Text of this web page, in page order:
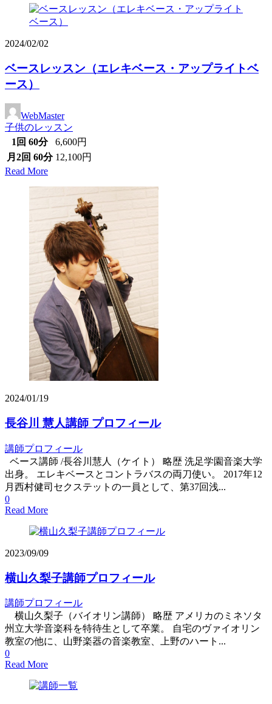
2024/02/02
ベースレッスン（エレキベース・アップライトベ
ース）
WebMaster
子供のレッスン
1回 60分
6,600円
月2回 60分 12,100円
Read More
2024/01/19
長谷川 慧人講師 プロフィール
講師プロフィール
ベース講師 /長谷川慧人（ケイト） 略歴 洗足学園音楽大学
出身。 エレキベースとコントラバスの両刀使い。 2017年12
月西村健司セクステットの一員として、第37回浅...
0
Read More
2023/09/09
横山久梨子講師プロフィール
講師プロフィール
横山久梨子（バイオリン講師） 略歴 アメリカのミネソタ
州立大学音楽科を特待生として卒業。 自宅のヴァイオリン
教室の他に、山野楽器の音楽教室、上野のハート...
0
Read More